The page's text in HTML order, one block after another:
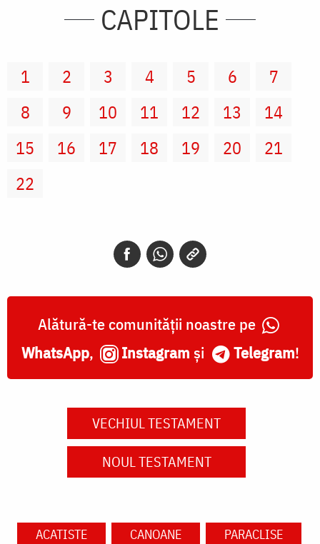
CAPITOLE
1 2 3 4 5 6
7
8
9 10 11 12 13
14
15
16 17 18 19 20
21
22
Alătură-te comunității noastre pe
WhatsApp, Instagram și Telegram!
VECHIUL TESTAMENT
NOUL TESTAMENT
ACATISTE CANOANE
PARACLISE